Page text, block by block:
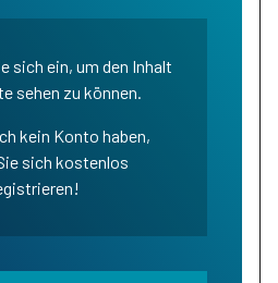
sich ein, um den Inhalt
sehen zu können.
kein Konto haben,
sich kostenlos